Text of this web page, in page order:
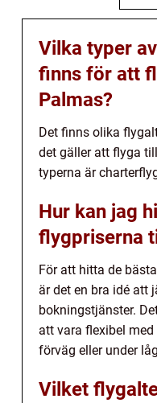
Vilka typer
finns för att
Palmas?
Det finns olika
det gäller att flyga
typerna är
Hur kan jag
flygpriserna
För att hitta de
är det en bra idé att
bokningstjänster.
att vara flexibel
förväg eller under
Vilket